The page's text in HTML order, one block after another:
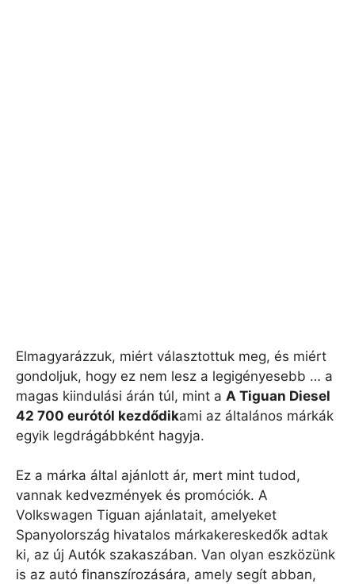
Elmagyarázzuk, miért választottuk meg, és miért
gondoljuk, hogy ez nem lesz a legigényesebb … a
magas kiindulási árán túl, mint a A Tiguan Diesel
42 700 eurótól kezdődikami az általános márkák
egyik legdrágábbként hagyja.
Ez a márka által ajánlott ár, mert mint tudod,
vannak kedvezmények és promóciók. A
Volkswagen Tiguan ajánlatait, amelyeket
Spanyolország hivatalos márkakereskedők adtak
ki, az új Autók szakaszában. Van olyan eszközünk
is az autó finanszírozására, amely segít abban,